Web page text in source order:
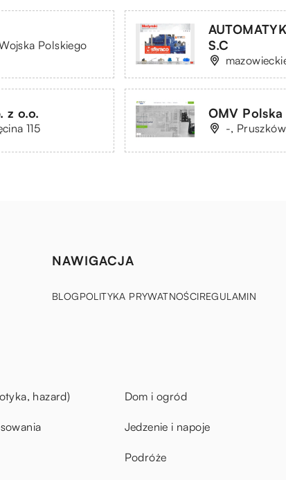
Polskiego
S.C
z o.o.
115
OMV Polska
-,
NAWIGACJA
BLOGPOLITYKA PRYWATNOŚCIREGULAMIN
hazard) Dom i ogród
Jedzenie i napoje
Podróże